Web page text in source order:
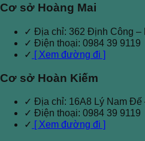
Cơ sở Hoàng Mai
✓ Địa chỉ: 362 Định Công –
✓ Điện thoại: 0984 39 9119
✓ [ Xem đường đi ]
Cơ sở Hoàn Kiếm
✓ Địa chỉ: 16A8 Lý Nam Đế
✓ Điện thoại: 0984 39 9119
✓ [ Xem đường đi ]